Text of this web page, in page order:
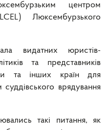
центром
Люксембурзького
видатних юристів-
та представників
та інших країн для
врядування
такі питання, як